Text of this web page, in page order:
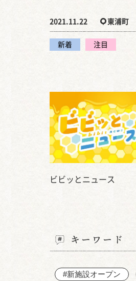
2021.11.22 東浦町
新着 注目
ビビッとニュース
キーワード
#新施設オープン